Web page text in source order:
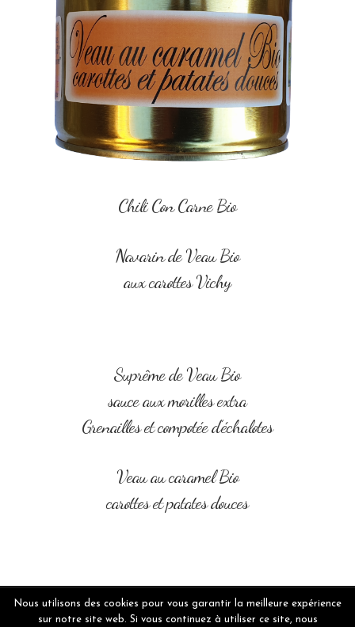
Chili Con Carne Bio
Navarin de Veau Bio
aux carottes Vichy
Suprême de Veau Bio
sauce aux morilles extra
Grenailles et compotée d’échalotes
Veau au caramel Bio
carottes et patates douces
Nous utilisons des cookies pour vous garantir la meilleure expérience
sur notre site web. Si vous continuez à utiliser ce site, nous